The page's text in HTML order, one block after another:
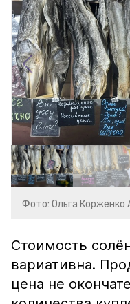
Фото: Ольга Корженко
Стоимость
вариативна.
цена не